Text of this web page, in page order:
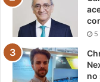
5
no